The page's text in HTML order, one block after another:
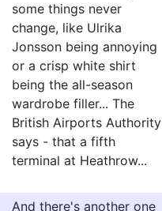
some things never
change, like Ulrika
Jonsson being annoying
or a crisp white shirt
being the all-season
wardrobe filler... The
British Airports Authority
says - that a fifth
terminal at Heathrow...
And there's another one